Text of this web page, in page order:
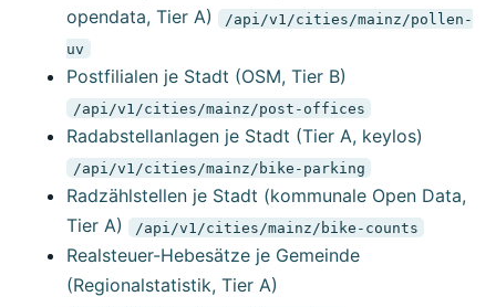
opendata, Tier A)
/api/v1/cities/mainz/pollen-
uv
Postfilialen je Stadt (OSM, Tier B)
/api/v1/cities/mainz/post-offices
Radabstellanlagen je Stadt (Tier A, keylos)
/api/v1/cities/mainz/bike-parking
Radzählstellen je Stadt (kommunale Open Data,
Tier A)
/api/v1/cities/mainz/bike-counts
Realsteuer-Hebesätze je Gemeinde
(Regionalstatistik, Tier A)